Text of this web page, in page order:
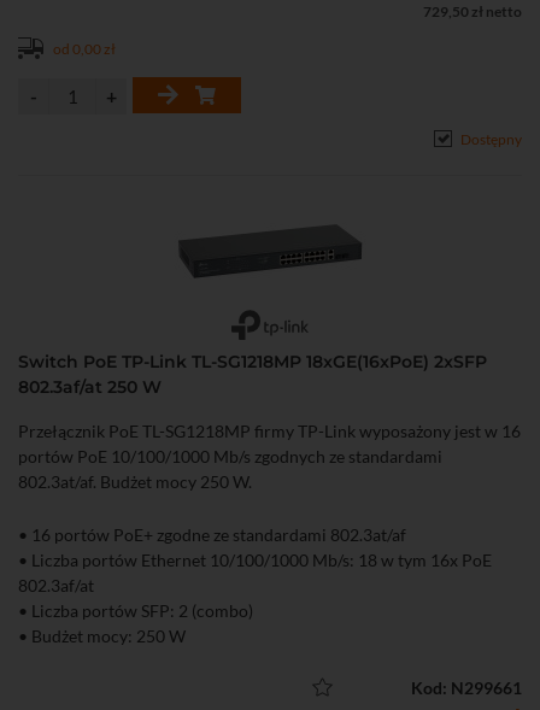
729,50 zł netto
od 0,00 zł
Dostępny
Switch PoE TP-Link TL-SG1218MP 18xGE(16xPoE) 2xSFP
802.3af/at 250 W
Przełącznik PoE TL-SG1218MP firmy TP-Link wyposażony jest w 16
portów PoE 10/100/1000 Mb/s zgodnych ze standardami
802.3at/af. Budżet mocy 250 W.
• 16 portów PoE+ zgodne ze standardami 802.3at/af
• Liczba portów Ethernet 10/100/1000 Mb/s: 18 w tym 16x PoE
802.3af/at
• Liczba portów SFP: 2 (combo)
• Budżet mocy: 250 W
Kod: N299661